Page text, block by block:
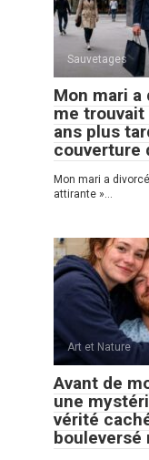
Sauvetages
Mon mari a
me trouvait
ans plus
couverture
Mon mari a
attirante »…
Art et Nature
Avant de
une
vérité
bouleversé